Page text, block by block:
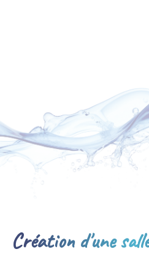
Création d'une